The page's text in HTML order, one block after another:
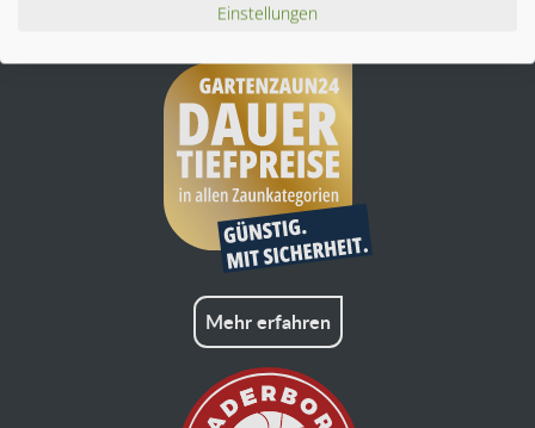
Mehr erfahren
Einstellungen